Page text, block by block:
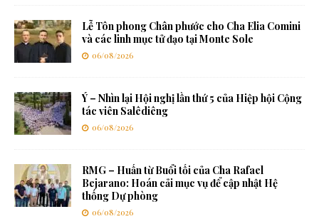
Lễ Tôn phong Chân phước cho Cha Elia Comini
và các linh mục tử đạo tại Monte Sole
06/08/2026
Ý – Nhìn lại Hội nghị lần thứ 5 của Hiệp hội Cộng
tác viên Salêdiêng
06/08/2026
RMG – Huấn từ Buổi tối của Cha Rafael
Bejarano: Hoán cải mục vụ để cập nhật Hệ
thống Dự phòng
06/08/2026